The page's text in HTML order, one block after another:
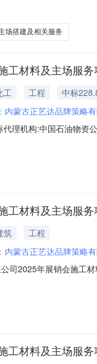
及相关服务项目已按要
场搭建及相关服务
工材料及主场服务
工 工程
中标
内蒙古正艺达品牌策略
理机构:中国石油物
工材料及主场服务
筑
工程
内蒙古正艺达品牌策略
司2025年展销会施工
工材料及主场服务